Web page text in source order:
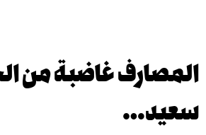
غاضبة من